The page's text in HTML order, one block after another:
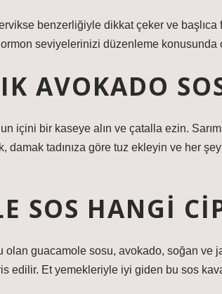
benzerliğiyle dikkat çeker ve başlıca
seviyelerinizi düzenleme
AVOKADO
içini bir kaseye alın ve çatalla ezin.
damak tadınıza göre tuz ekleyin ve her
SOS HANGI
olan guacamole sosu, avokado, soğan ve
edilir. Et yemekleriyle iyi giden bu sos